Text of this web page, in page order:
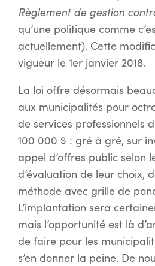
Règlement de gestion
qu’une politique comme
actuellement). Cette
vigueur le 1er janvier 2018.
La loi offre désormais
aux municipalités pour
de services professionnels
100 000 $ : gré à gré, sur
appel d’offres public selon
d’évaluation de leur choix,
méthode avec grille de
L’implantation sera
mais l’opportunité est là
de faire pour les
s’en donner la peine. De